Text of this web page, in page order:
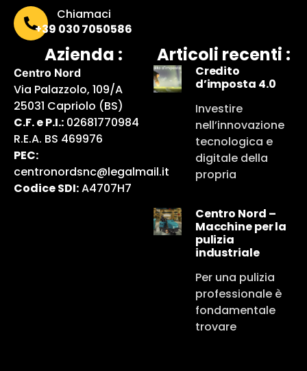
Chiamaci
+39 030 7050586
Azienda :
Centro Nord
Via Palazzolo, 109/A
25031 Capriolo (BS)
C.F. e P.I.: 02681770984
R.E.A. BS 469976
PEC:
centronordsnc@legalmail.it
Codice SDI:A4707H7
Articoli recenti :
Credito
d’imposta 4.0
Investire
nell’innovazione
tecnologica e
digitale della
propria
Centro Nord –
Macchine per la
pulizia
industriale
Per una pulizia
professionale è
fondamentale
trovare